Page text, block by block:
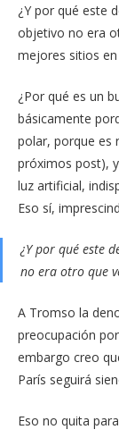
¿Y por qué este
objetivo no era
mejores sitios
¿Por qué es un
básicamente
polar, porque es
próximos post),
luz artificial,
Eso sí,
¿Y por qué este
no era otro que
A Tromso la
preocupación
embargo creo
París seguirá
Eso no quita